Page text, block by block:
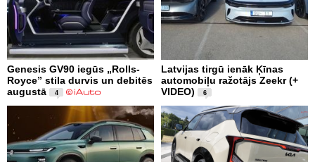
Genesis GV90 iegūs „Rolls-
Royce” stila durvis un debitēs
augustā
4
Latvijas tirgū ienāk Ķīnas
automobiļu ražotājs Zeekr (+
VIDEO)
6